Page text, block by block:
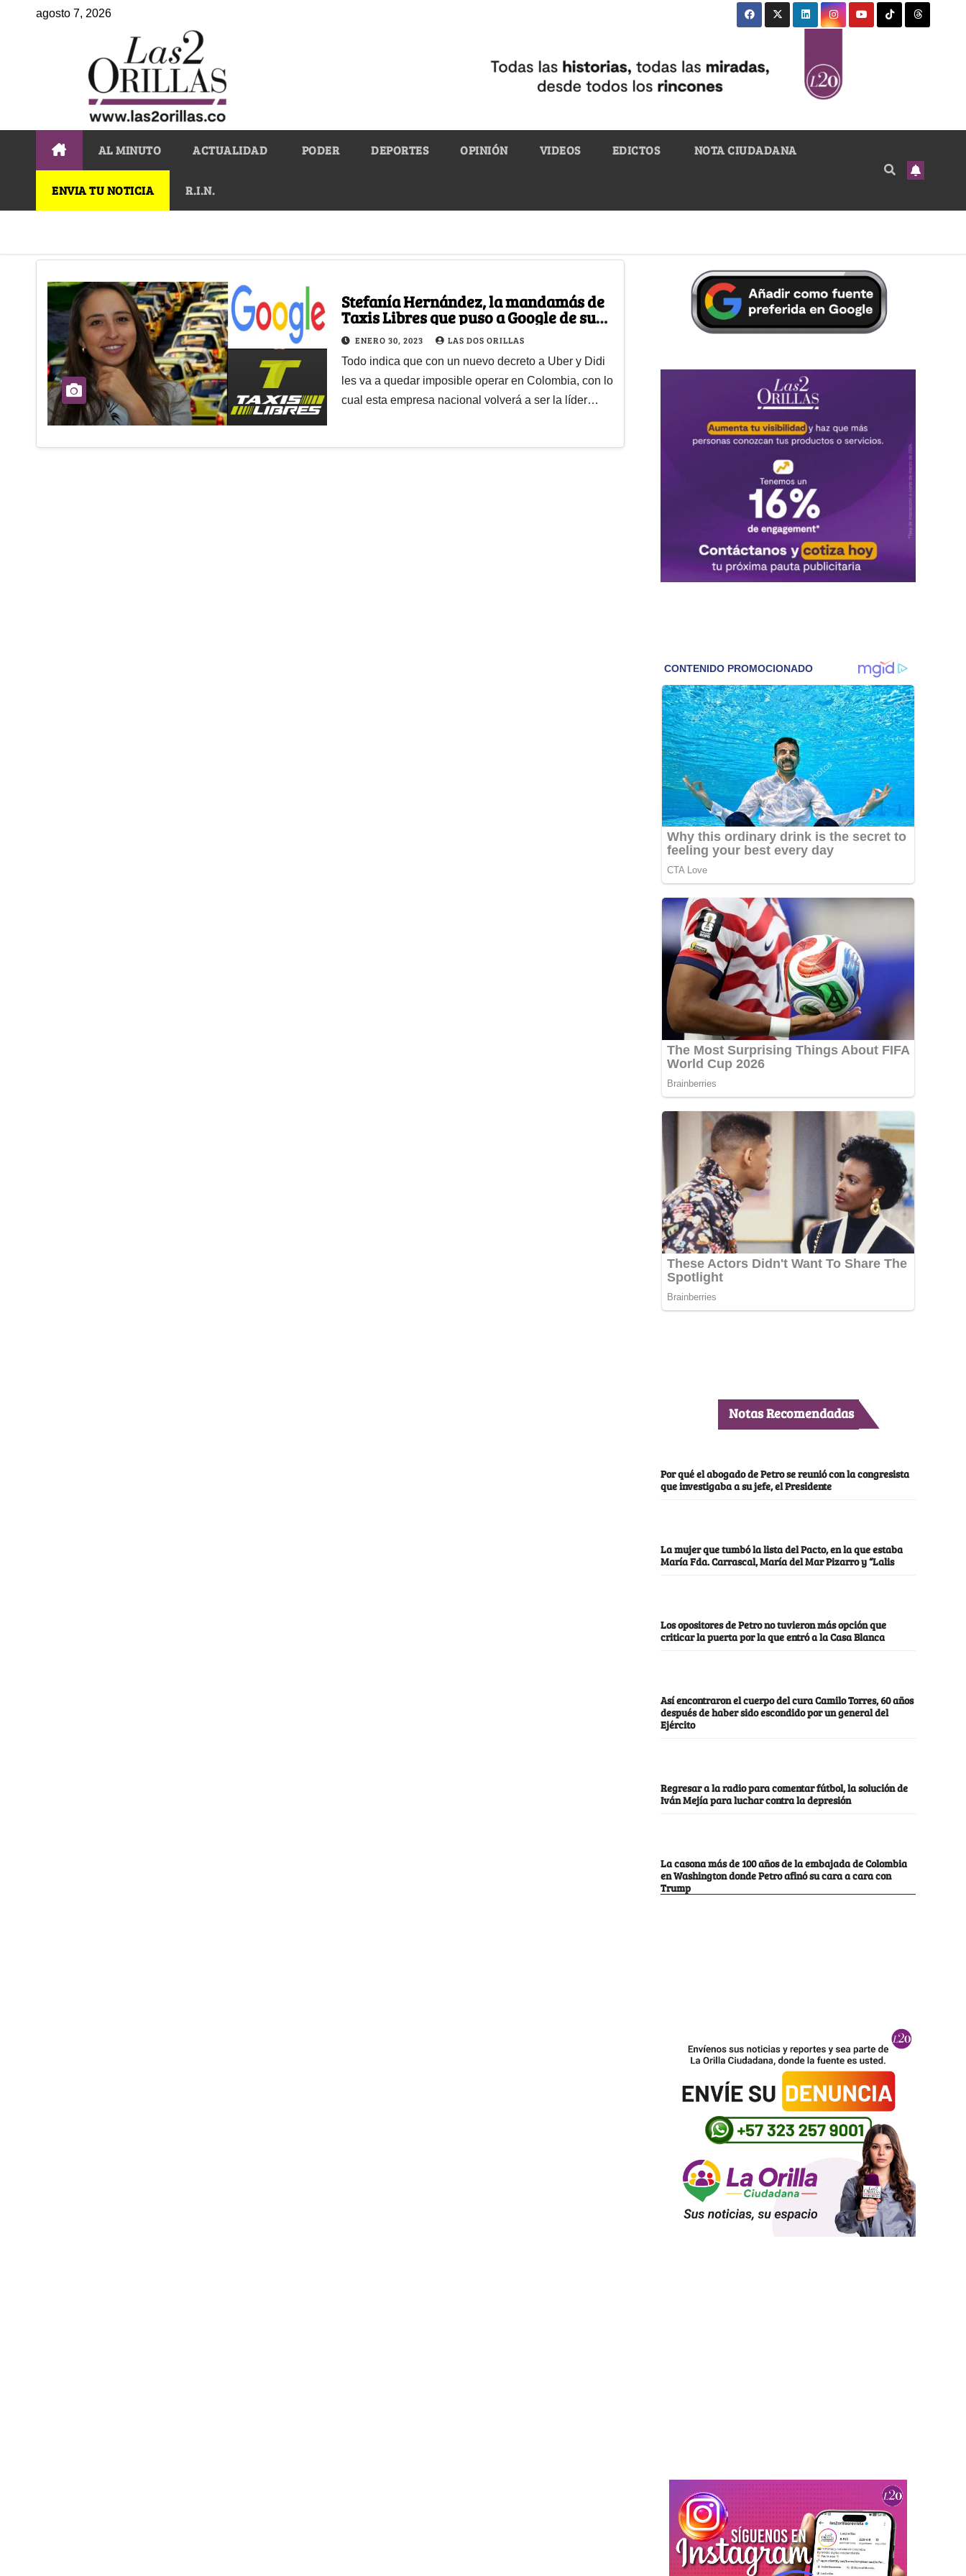
agosto 7, 2026
AL MINUTO ACTUALIDAD PODER DEPORTES OPINIÓN VIDEOS EDICTOS NOTA CIUDADANA
ENVIA TU NOTICIA R.I.N.
Stefanía Hernández, la mandamás de
Taxis Libres que puso a Google de su
lado
ENERO 30, 2023 LAS DOS ORILLAS
Todo indica que con un nuevo decreto a Uber y Didi
les va a quedar imposible operar en Colombia, con lo
cual esta empresa nacional volverá a ser la líder…
Notas Recomendadas
Por qué el abogado de Petro se reunió con la congresista
que investigaba a su jefe, el Presidente
La mujer que tumbó la lista del Pacto, en la que estaba
María Fda. Carrascal, María del Mar Pizarro y “Lalis
Los opositores de Petro no tuvieron más opción que
criticar la puerta por la que entró a la Casa Blanca
Así encontraron el cuerpo del cura Camilo Torres, 60 años
después de haber sido escondido por un general del
Ejército
Regresar a la radio para comentar fútbol, la solución de
Iván Mejía para luchar contra la depresión
La casona más de 100 años de la embajada de Colombia
en Washington donde Petro afinó su cara a cara con
Trump